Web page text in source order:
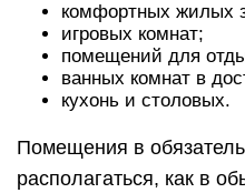
комфортных жилых
игровых комнат;
помещений для
ванных комнат в
кухонь и столовых.
Помещения в
располагаться, как в